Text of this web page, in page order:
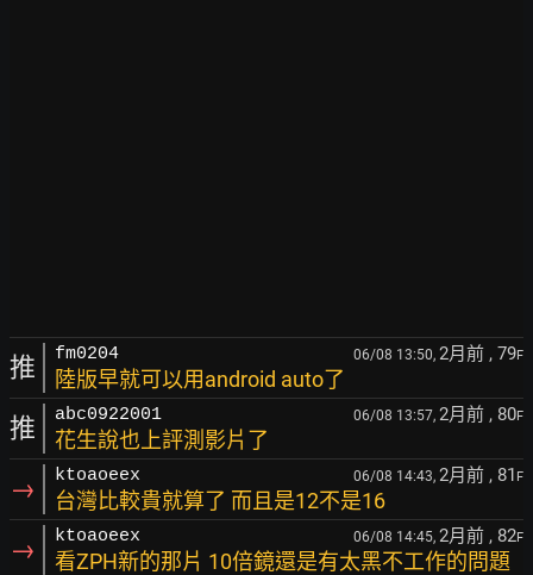
推 fm0204 06/08 13:50, 2月前 , 79F
陸版早就可以用android auto了
推 abc0922001 06/08 13:57, 2月前 , 80F
花生說也上評測影片了
→ ktoaoeex 06/08 14:43, 2月前 , 81 F
台灣比較貴就算了 而且是12不是16
→ ktoaoeex 06/08 14:45, 2月前 , 82F
看ZPH新的那片 10倍鏡還是有太黑不工作的問題